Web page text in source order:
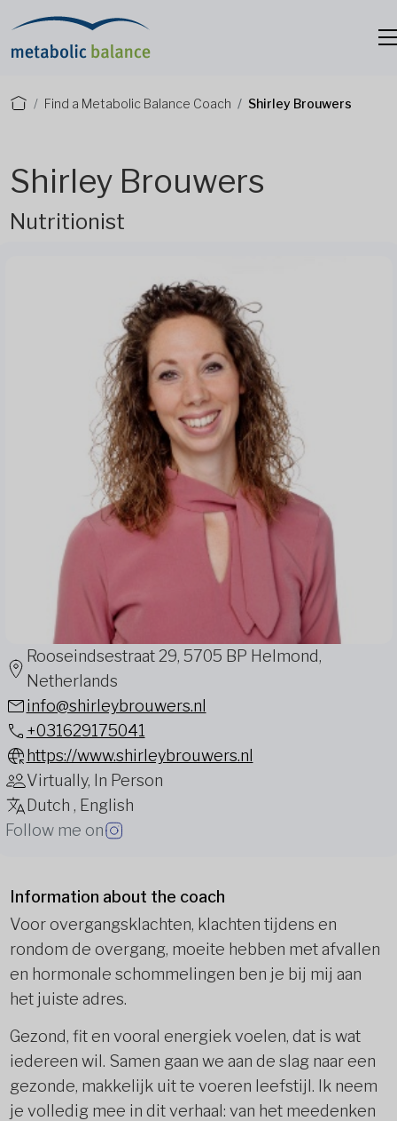
Find a Metabolic Balance Coach Shirley Brouwers
Shirley Brouwers
Nutritionist
Rooseindsestraat 29, 5705 BP Helmond,
Netherlands
info@shirleybrouwers.nl
+031629175041
https://www.shirleybrouwers.nl
Virtually, In Person
Dutch , English
Follow me on
Information about the coach
Voor overgangsklachten, klachten tijdens en
rondom de overgang, moeite hebben met afvallen
en hormonale schommelingen ben je bij mij aan
het juiste adres.
Gezond, fit en vooral energiek voelen, dat is wat
iedereen wil. Samen gaan we aan de slag naar een
gezonde, makkelijk uit te voeren leefstijl. Ik neem
je volledig mee in dit verhaal: van het meedenken